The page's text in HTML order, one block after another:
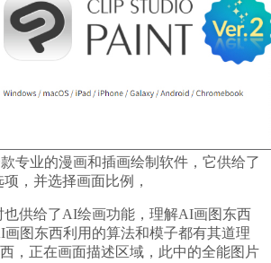
款专业的漫画和插画绘制软件，它供给了
，并选择画面比例，
供给了AI绘画功能，理解AI画图东西
图东西利用的算法和模子都有其道理
，正在画面描述区域，此中的全能图片